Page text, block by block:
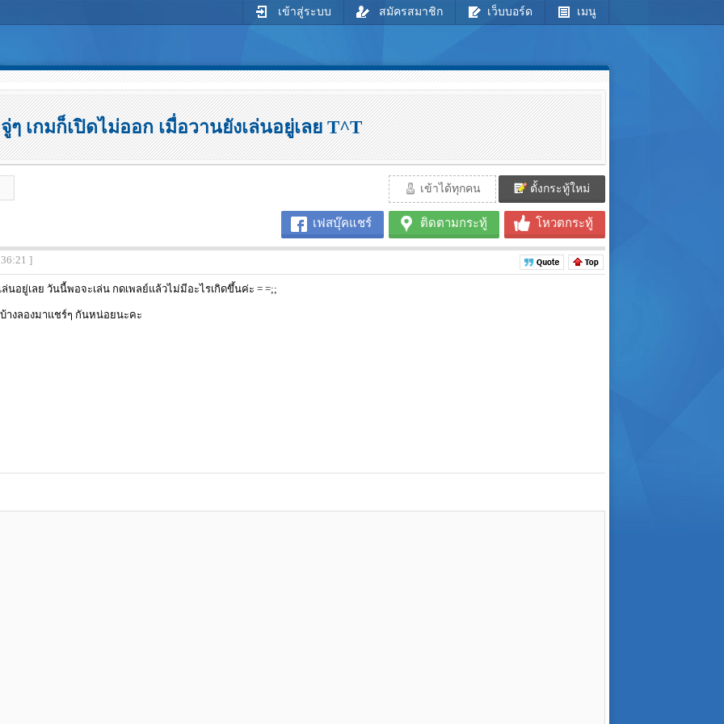
เข้าสู่ระบบ สมัครสมาชิก เว็บบอร์ด เมนู
จู่ๆ เกมก็เปิดไม่ออก เมื่อวานยังเล่นอยู่เลย T^T
เข้าได้ทุกคน ตั้งกระทู้ใหม่
เฟสบุ๊คแชร์ ติดตามกระทู้ โหวตกระทู้
]
นอยู่เลย วันนี้พอจะเล่น กดเพลย์แล้วไม่มีอะไรเกิดขึ้นค่ะ = =;;
างลองมาแชร์ๆ กันหน่อยนะคะ